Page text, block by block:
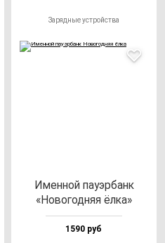
Зарядные устройства
Имен­ной па­уэр­банк
«Ново­год­няя ёл­ка»
1590 руб